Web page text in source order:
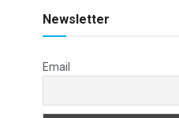
Newsletter
Email